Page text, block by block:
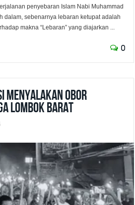
penyebaran Islam Nabi Muhammad
dalam, sebenarnya lebaran ketupat adalah
makna “Lebaran” yang diajarkan ...
0
Menyalakan Obor
Lombok Barat